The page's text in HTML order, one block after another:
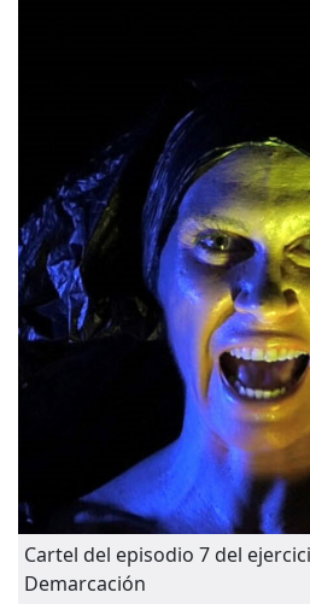
Cartel del episodio 7 del
Demarcación